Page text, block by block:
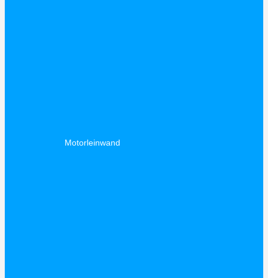
Motorleinwand